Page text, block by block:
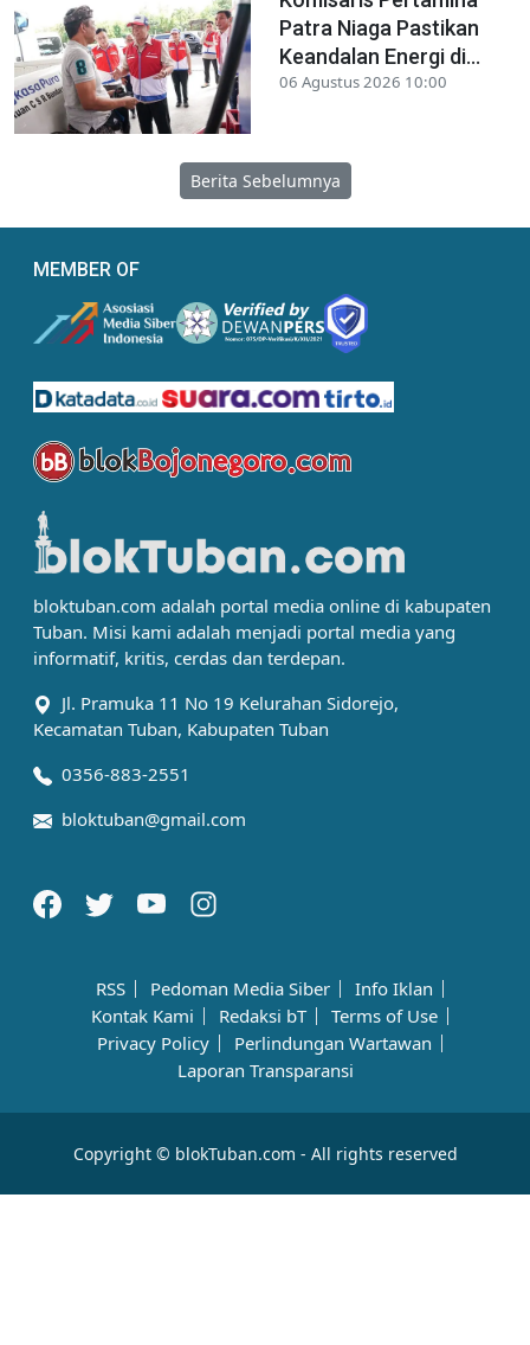
Patra Niaga Pastikan
Keandalan Energi di...
06 Agustus 2026 10:00
Berita Sebelumnya
MEMBER OF
bloktuban.com adalah portal media online di kabupaten
Tuban. Misi kami adalah menjadi portal media yang
informatif, kritis, cerdas dan terdepan.
Jl. Pramuka 11 No 19 Kelurahan Sidorejo,
Kecamatan Tuban, Kabupaten Tuban
0356-883-2551
bloktuban@gmail.com
RSS Pedoman Media Siber
Info Iklan
Kontak Kami
Redaksi bT
Terms of Use
Privacy Policy
Perlindungan Wartawan
Laporan Transparansi
Copyright © blokTuban.com - All rights reserved